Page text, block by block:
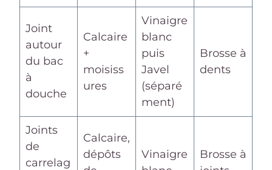
Joint
autour
du bac
à
douche
Calcaire
+
moisiss
ures
Vinaigre
blanc
puis
Javel
(séparé
ment)
Brosse à
dents
Joints
de
carrelag
Calcaire,
dépôts
Vinaigre
Brosse à